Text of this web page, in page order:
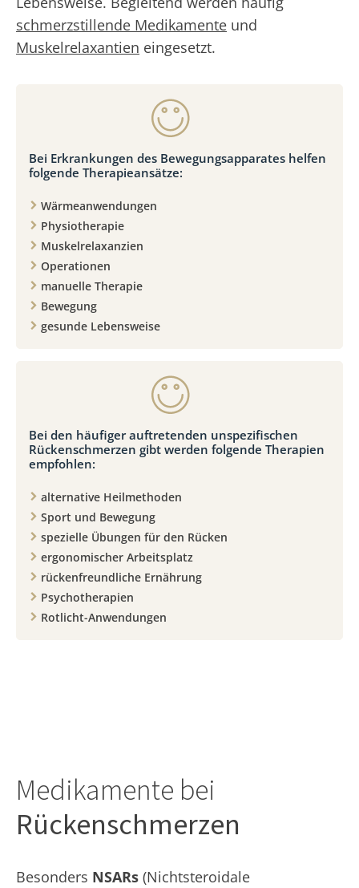
schmerzstillende Medikamente und
Muskelrelaxantien eingesetzt.
Bei Erkrankungen des Bewegungsapparates helfen
folgende Therapieansätze:
Wärmeanwendungen
Physiotherapie
Muskelrelaxanzien
Operationen
manuelle Therapie
Bewegung
gesunde Lebensweise
Bei den häufiger auftretenden unspezifischen
Rückenschmerzen gibt werden folgende Therapien
empfohlen:
alternative Heilmethoden
Sport und Bewegung
spezielle Übungen für den Rücken
ergonomischer Arbeitsplatz
rückenfreundliche Ernährung
Psychotherapien
Rotlicht-Anwendungen
Medikamente bei
Rückenschmerzen
Besonders NSARs (Nichtsteroidale